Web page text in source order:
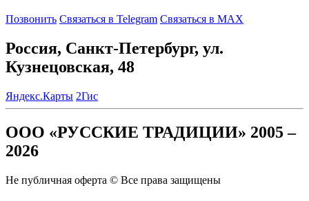
Позвонить Связаться в Telegram Связаться в MAX
Россия, Санкт-Петербург, ул.
Кузнецовская, 48
Яндекс.Карты 2Гис
ООО «РУССКИЕ ТРАДИЦИИ» 2005 –
2026
Не публичная оферта © Все права защищены